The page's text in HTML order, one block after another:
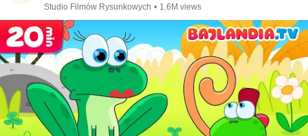
Studio Filmów Rysunkowych • 1.6M views